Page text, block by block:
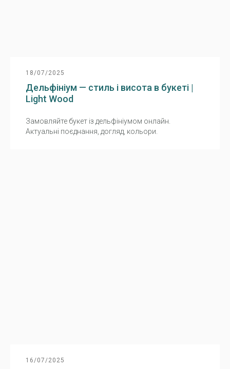
18/07/2025
Дельфініум — стиль і висота в букеті |
Light Wood
Замовляйте букет із дельфініумом онлайн.
Актуальні поєднання, догляд, кольори.
16/07/2025